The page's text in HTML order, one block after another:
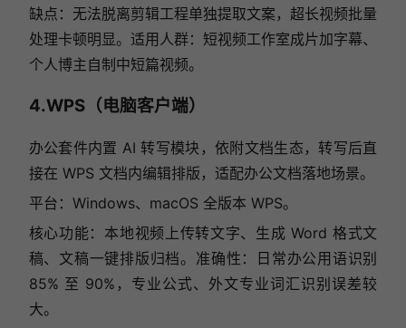
缺点：无法脱离剪辑工程单独提取文案，超长视频批量
处理卡顿明显。适用人群：短视频工作室成片加字幕、
个人博主自制中短篇视频。
4.WPS（电脑客户端）
办公套件内置 AI 转写模块，依附文档生态，转写后直
接在 WPS 文档内编辑排版，适配办公文档落地场景。
平台：Windows、macOS 全版本 WPS。
核心功能：本地视频上传转文字、生成 Word 格式文
稿、文稿一键排版归档。准确性：日常办公用语识别
85% 至 90%，专业公式、外文专业词汇识别误差较
大。